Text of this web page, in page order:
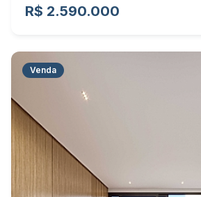
R$ 2.590.000
Venda